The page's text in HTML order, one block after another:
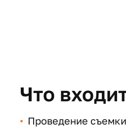
Что
Проведение